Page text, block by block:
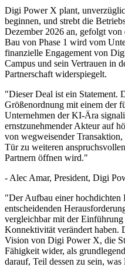
Digi Power X plant,
beginnen, und strebt die
Dezember 2026 an, gefolgt
Bau von Phase 1 wird vom
finanzielle Engagement von
Campus und sein Vertrauen in
Partnerschaft widerspiegelt.
"Dieser Deal ist ein Statement.
Größenordnung mit einem der
Unternehmen der KI-Ära
ernstzunehmender Akteur auf
von wegweisender
Tür zu weiteren
Partnern öffnen wird."
- Alec Amar, President, Digi
"Der Aufbau einer
entscheidenden
vergleichbar mit der
Konnektivität verändert haben.
Vision von Digi Power X, die
Fähigkeit wider, als
darauf, Teil dessen zu sein,